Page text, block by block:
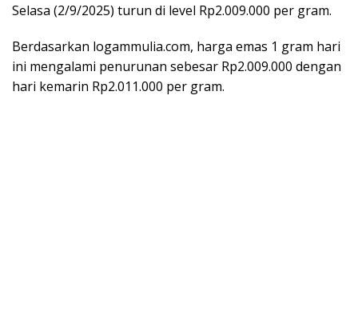
Selasa (2/9/2025) turun di level Rp2.009.000 per gram.
Berdasarkan logammulia.com, harga emas 1 gram hari
ini mengalami penurunan sebesar Rp2.009.000 dengan
hari kemarin Rp2.011.000 per gram.